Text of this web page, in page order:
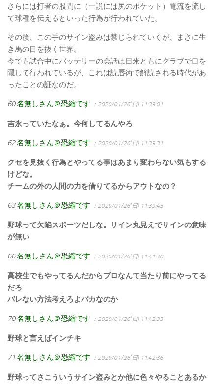
さらには打者の股間に（一説には尻のポケット）電流を流し
て球種を伝えるといった行為が行われていた。
その後、この手のサイン盗みは禁じられていくが、まさに生
き馬の目を抜く世界。
今でも試合中にバッテリーの会話は日米ともにグラブで口を
隠して行われているが、これは読唇術で解読される時代があ
ったことの証なのだ。
60名無しさん＠恐縮です ：2020/01/26(日) 11:39:01
吉永っていたなぁ。今何してるんやろ
62名無しさん＠恐縮です ：2020/01/26(日) 11:39:31
クセを見抜く行為とやってる事はあまり変わらない気もする
けどな。
チームの外の人間の力を借りてるからアウトなの？
63名無しさん＠恐縮です ：2020/01/26(日) 11:39:45
野球って欠陥スポーツだしな。サイン丸見えでサインの意味
が無い
66名無しさん＠恐縮です ：2020/01/26(日) 11:41:30
高校生でもやってるんだからプロなんて当たり前にやってる
だろ
バレない方法考えろよバカなのか
70名無しさん＠恐縮です ：2020/01/26(日) 11:42:33
野球と言えばインチキ
71名無しさん＠恐縮です ：2020/01/26(日) 11:42:36
野球ってさこういうサイン盗みとか他に色々やることあるか